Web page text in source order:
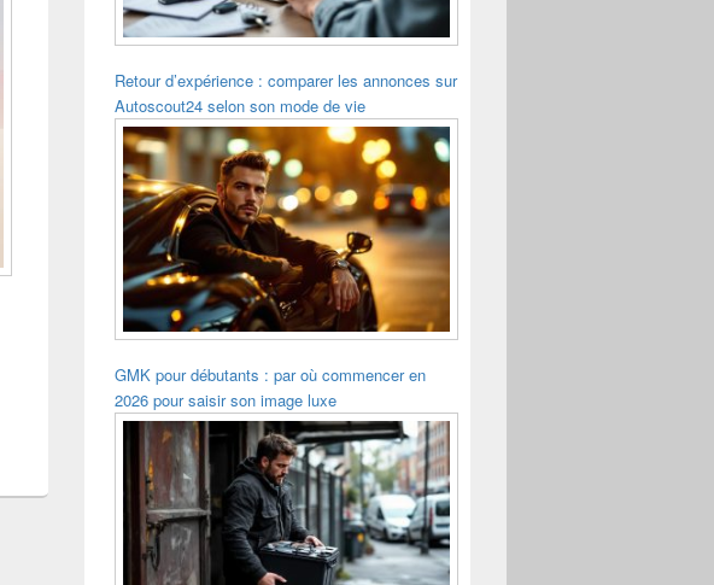
Retour d’expérience : comparer les annonces sur
Autoscout24 selon son mode de vie
GMK pour débutants : par où commencer en
2026 pour saisir son image luxe